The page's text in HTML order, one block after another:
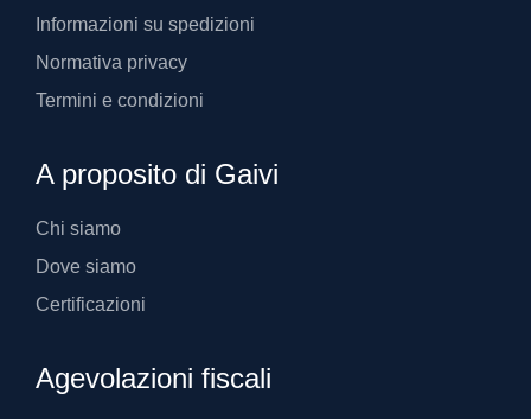
Informazioni su spedizioni
Normativa privacy
Termini e condizioni
A proposito di Gaivi
Chi siamo
Dove siamo
Certificazioni
Agevolazioni fiscali